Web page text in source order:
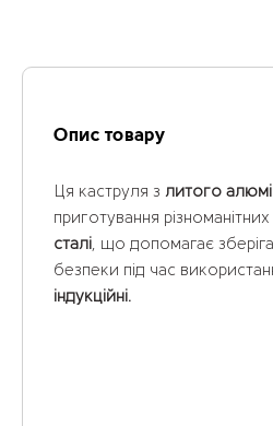
Опис товару
Ця каструля з литого
приготування
сталі, що допомагає
безпеки під час
індукційні.